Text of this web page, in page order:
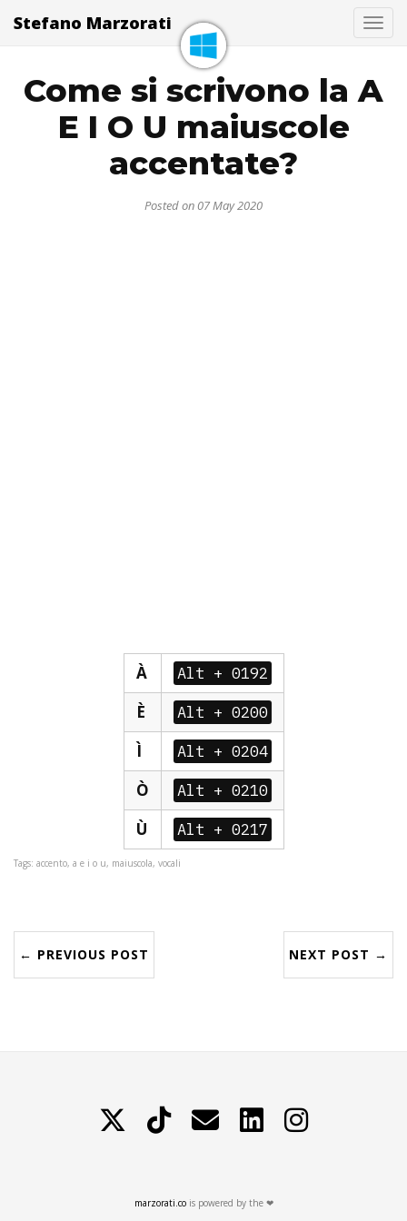
Stefano Marzorati
Come si scrivono la A
E I O U maiuscole
accentate?
Posted on 07 May 2020
À Alt + 0192
È Alt + 0200
Ì Alt + 0204
Ò Alt + 0210
Ù Alt + 0217
Tags: accento, a e i o u, maiuscola, vocali
← PREVIOUS POST NEXT POST →
TikTok Contattami LinkedIn
marzorati.cois powered by the ❤